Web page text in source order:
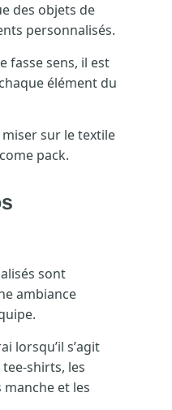
des objets de
personnalisés.
fasse sens, il est
élément du
sur le textile
pack.
sont
ambiance
lorsqu’il s’agit
shirts, les
manche et les